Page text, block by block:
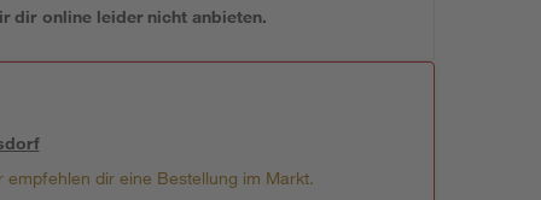
dir online leider nicht anbieten.
empfehlen dir eine Bestellung im Markt.